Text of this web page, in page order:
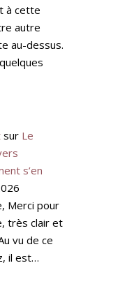
à cette
autre
au-dessus.
sur Le
s’en
Merci pour
très clair et
vu de ce
il est…